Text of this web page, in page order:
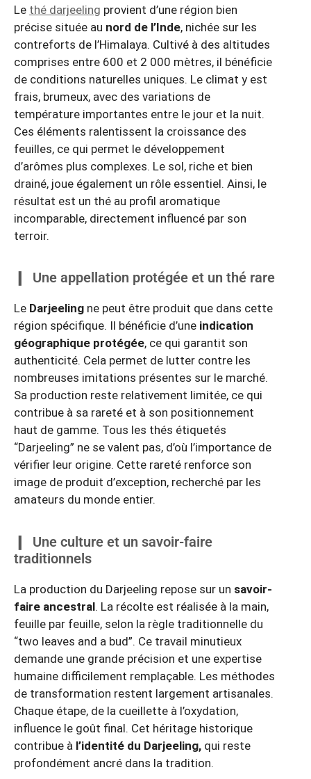
Le thé darjeeling provient d’une région bien
précise située au nord de l’Inde, nichée sur les
contreforts de l’Himalaya. Cultivé à des altitudes
comprises entre 600 et 2 000 mètres, il bénéficie
de conditions naturelles uniques. Le climat y est
frais, brumeux, avec des variations de
température importantes entre le jour et la nuit.
Ces éléments ralentissent la croissance des
feuilles, ce qui permet le développement
d’arômes plus complexes. Le sol, riche et bien
drainé, joue également un rôle essentiel. Ainsi, le
résultat est un thé au profil aromatique
incomparable, directement influencé par son
terroir.
Une appellation protégée et un thé rare
Le Darjeeling ne peut être produit que dans cette
région spécifique. Il bénéficie d’une indication
géographique protégée, ce qui garantit son
authenticité. Cela permet de lutter contre les
nombreuses imitations présentes sur le marché.
Sa production reste relativement limitée, ce qui
contribue à sa rareté et à son positionnement
haut de gamme. Tous les thés étiquetés
“Darjeeling” ne se valent pas, d’où l’importance de
vérifier leur origine. Cette rareté renforce son
image de produit d’exception, recherché par les
amateurs du monde entier.
Une culture et un savoir-faire
traditionnels
La production du Darjeeling repose sur un savoir-
faire ancestral. La récolte est réalisée à la main,
feuille par feuille, selon la règle traditionnelle du
“two leaves and a bud”. Ce travail minutieux
demande une grande précision et une expertise
humaine difficilement remplaçable. Les méthodes
de transformation restent largement artisanales.
Chaque étape, de la cueillette à l’oxydation,
influence le goût final. Cet héritage historique
contribue à l’identité du Darjeeling, qui reste
profondément ancré dans la tradition.